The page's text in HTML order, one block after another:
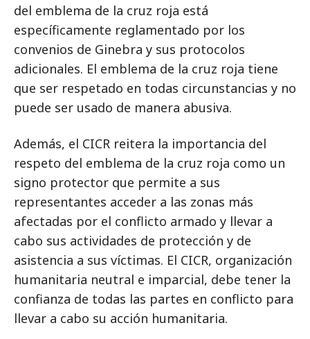
del emblema de la cruz roja está
específicamente reglamentado por los
convenios de Ginebra y sus protocolos
adicionales. El emblema de la cruz roja tiene
que ser respetado en todas circunstancias y no
puede ser usado de manera abusiva.
Además, el CICR reitera la importancia del
respeto del emblema de la cruz roja como un
signo protector que permite a sus
representantes acceder a las zonas más
afectadas por el conflicto armado y llevar a
cabo sus actividades de protección y de
asistencia a sus víctimas. El CICR, organización
humanitaria neutral e imparcial, debe tener la
confianza de todas las partes en conflicto para
llevar a cabo su acción humanitaria.